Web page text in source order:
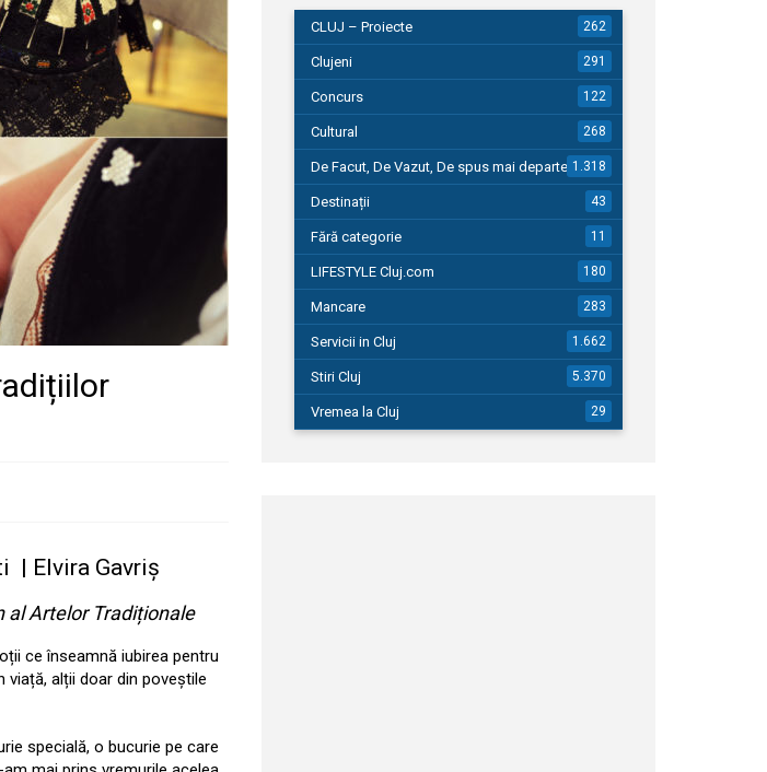
| Elvira Gavriș
al Artelor Tradiționale
ce înseamnă iubirea pentru
alții doar din poveștile
specială, o bucurie pe care
CLUJ – Proiecte 262
Clujeni 291
Concurs 122
Cultural 268
De Facut, De Vazut, De spus mai departe…1.318
Destinații 43
Fără categorie 11
LIFESTYLE Cluj.com 180
Mancare 283
Servicii in Cluj 1.662
Stiri Cluj 5.370
Vremea la Cluj 29